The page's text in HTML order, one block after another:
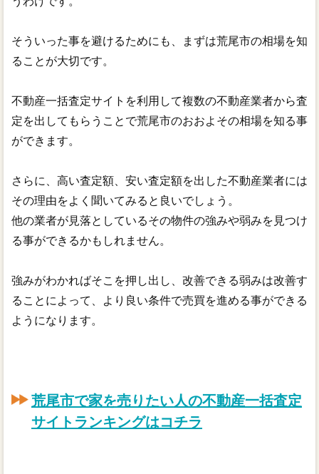
そういった事を避けるためにも、まずは荒尾市の相場を知
ることが大切です。
不動産一括査定サイトを利用して複数の不動産業者から査
定を出してもらうことで荒尾市のおおよその相場を知る事
ができます。
さらに、高い査定額、安い査定額を出した不動産業者には
その理由をよく聞いてみると良いでしょう。
他の業者が見落としているその物件の強みや弱みを見つけ
る事ができるかもしれません。
強みがわかればそこを押し出し、改善できる弱みは改善す
ることによって、より良い条件で売買を進める事ができる
ようになります。
荒尾市で家を売りたい人の不動産一括査定
サイトランキングはコチラ